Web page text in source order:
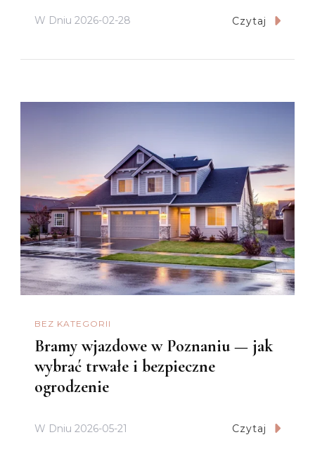
W Dniu 2026-02-28 Czytaj
BEZ KATEGORII
Bramy wjazdowe w Poznaniu — jak
wybrać trwałe i bezpieczne
ogrodzenie
W Dniu 2026-05-21 Czytaj